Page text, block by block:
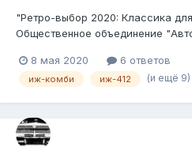
"Ретро-выбор 2020: Классика
Общественное объединение
советского автопрома.
сами участники форума. Условия
8 мая 2020 6 ответов
иж-комби иж-412 (и ещё 9)